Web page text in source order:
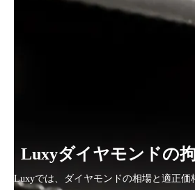
Luxyダイヤモンドの
Luxyでは、ダイヤモンドの相場と適正価